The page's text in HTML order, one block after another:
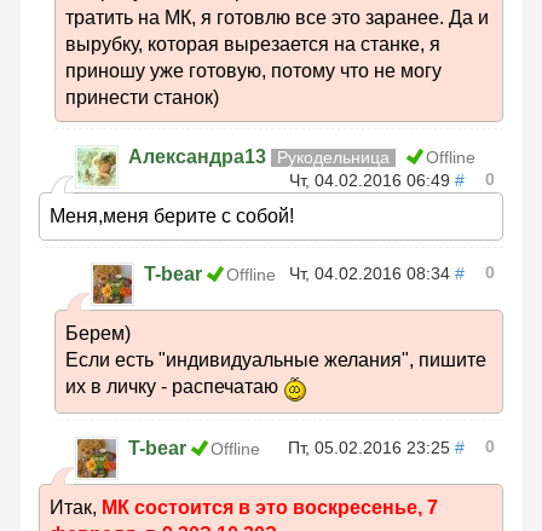
тратить на МК, я готовлю все это заранее. Да и
вырубку, которая вырезается на станке, я
приношу уже готовую, потому что не могу
принести станок)
Александра13 Рукодельница
Offline
Чт, 04.02.2016 06:49 # 0
Меня,меня берите с собой!
T-bear Offline Чт, 04.02.2016 08:34 # 0
Берем)
Если есть "индивидуальные желания", пишите
их в личку - распечатаю
T-bear Offline Пт, 05.02.2016 23:25 # 0
Итак, МК состоится в это воскресенье, 7